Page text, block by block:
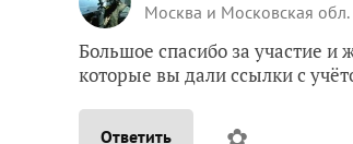
Москва и Московская обл.
Большое спасибо за участие
которые вы дали ссылки с
Ответить